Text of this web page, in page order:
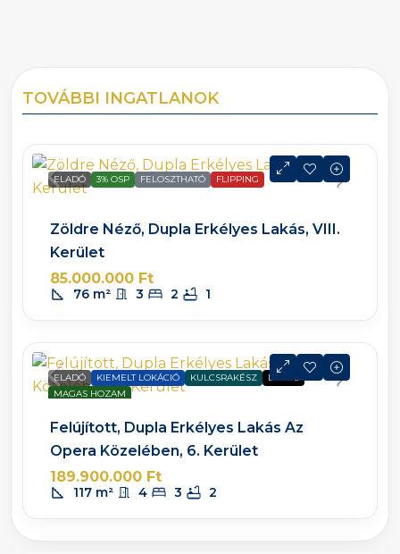
TOVÁBBI INGATLANOK
ELADÓ 3% OSP FELOSZTHATÓ FLIPPING
Zöldre Néző, Dupla Erkélyes Lakás, VIII.
Kerület
85.000.000 Ft
76 m² 3 2 1
ELADÓ KIEMELT LOKÁCIÓ KULCSRAKÉSZ
LUXUS
MAGAS HOZAM
Felújított, Dupla Erkélyes Lakás Az
Opera Közelében, 6. Kerület
189.900.000 Ft
117 m² 4 3 2